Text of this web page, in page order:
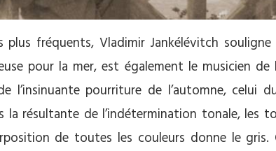
fréquents, Vladimir Jankélévitch souligne
pour la mer, est également le musicien de
l’insinuante pourriture de l’automne, celui
la résultante de l’indétermination tonale, les
de toutes les couleurs donne le gris.